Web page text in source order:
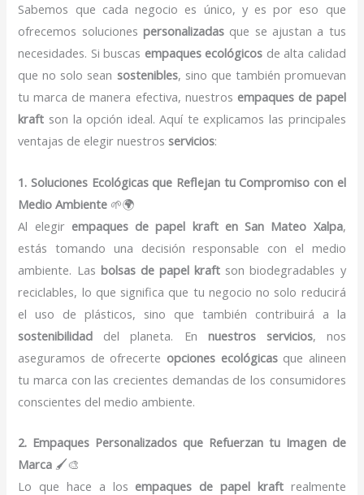
Sabemos que cada negocio es único, y es por eso que
ofrecemos solucionespersonalizadas que se ajustan a tus
necesidades. Si buscas empaques ecológicos de alta calidad
que no solo sean sostenibles, sino que también promuevan
tu marca de manera efectiva, nuestros empaques de papel
kraft son la opción ideal. Aquí te explicamos las principales
ventajas de elegir nuestrosservicios:
1. Soluciones Ecológicas que Reflejan tu Compromiso con el
Medio Ambiente 🌱🌍
Al elegir empaques de papel kraft en San Mateo Xalpa,
estás tomando una decisión responsable con el medio
ambiente. Las bolsas de papel kraft son biodegradables y
reciclables, lo que significa que tu negocio no solo reducirá
el uso de plásticos, sino que también contribuirá a la
sostenibilidad del planeta. En nuestros servicios, nos
aseguramos de ofrecerte opciones ecológicasque alineen
tu marca con las crecientes demandas de los consumidores
conscientes del medio ambiente.
2. Empaques Personalizados que Refuerzan tu Imagen de
Marca 🖌️🎨
Lo que hace a los empaques de papel kraftrealmente